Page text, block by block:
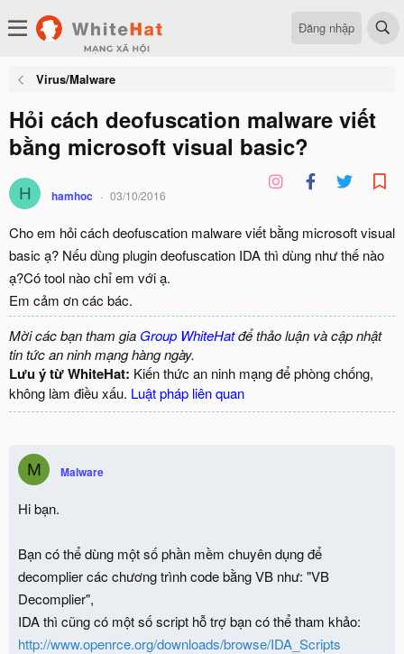
Đăng nhập
Virus/Malware
Hỏi cách deofuscation malware viết
bằng microsoft visual basic?
H hamhoc 03/10/2016
Cho em hỏi cách deofuscation malware viết bằng microsoft visual
basic ạ? Nếu dùng plugin deofuscation IDA thì dùng như thế nào
ạ?Có tool nào chỉ em với ạ.
Em cảm ơn các bác.
Mời các bạn tham gia Group WhiteHatđể thảo luận và cập nhật
tin tức an ninh mạng hàng ngày.
Lưu ý từ WhiteHat: Kiến thức an ninh mạng để phòng chống,
không làm điều xấu. Luật pháp liên quan
M Malware
Hi bạn.
Bạn có thể dùng một số phần mềm chuyên dụng để
decomplier các chương trình code bằng VB như: "VB
Decomplier",
IDA thì cũng có một số script hỗ trợ bạn có thể tham khảo:
http://www.openrce.org/downloads/browse/IDA_Scripts